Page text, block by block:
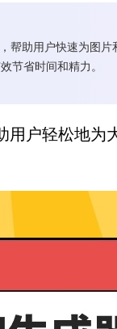
助用户快速为图
节省时间和精力。
户轻松地